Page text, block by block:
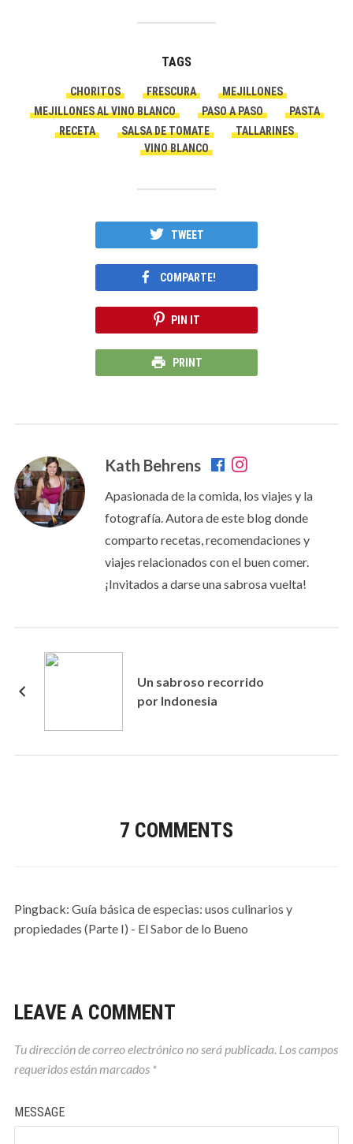
TAGS
CHORITOS FRESCURA
MEJILLONES
MEJILLONES AL VINO BLANCO
PASO A PASO
PASTA
RECETA
SALSA DE TOMATE
TALLARINES
VINO BLANCO
TWEET
COMPARTE!
PIN IT
PRINT
Kath Behrens
Apasionada de la comida, los viajes y la
fotografía. Autora de este blog donde
comparto recetas, recomendaciones y
viajes relacionados con el buen comer.
¡Invitados a darse una sabrosa vuelta!
Un sabroso recorrido
por Indonesia
7 COMMENTS
Pingback: Guía básica de especias: usos culinarios y
propiedades (Parte I) - El Sabor de lo Bueno
LEAVE A COMMENT
Tu dirección de correo electrónico no será publicada. Los campos
requeridos están marcados *
MESSAGE